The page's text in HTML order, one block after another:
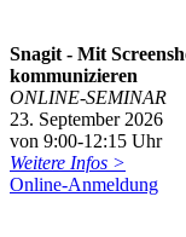
Snagit - Mit
kommunizieren
ONLINE-SEMINAR
23. September 2026
von 9:00-12:15 Uhr
Weitere Infos >
Online-Anmeldung